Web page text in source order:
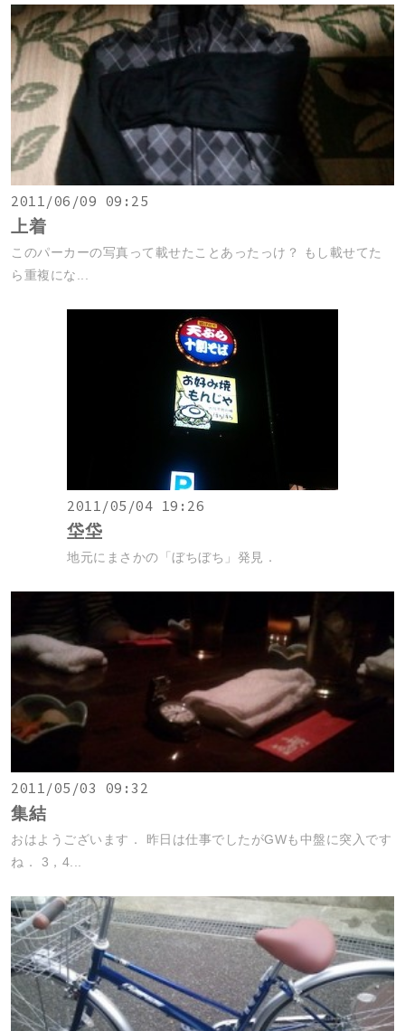
2011/06/09 09:25
上着
このパーカーの写真って載せたことあったっけ？ もし載せてた
ら重複にな...
2011/05/04 19:26
垈垈
地元にまさかの「ぼちぼち」発見．
2011/05/03 09:32
集結
おはようございます． 昨日は仕事でしたがGWも中盤に突入です
ね． 3，4...